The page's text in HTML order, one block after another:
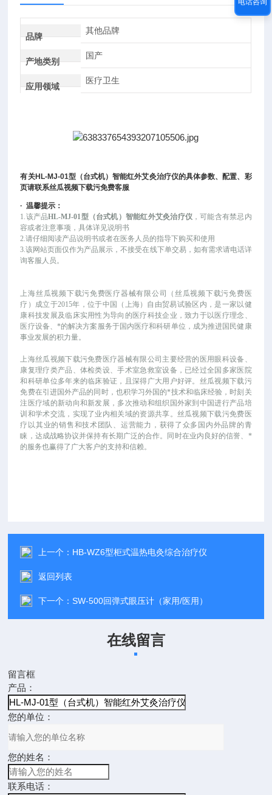
品牌
其他品牌
产地类别
国产
应用领域
医疗卫生
有关HL-MJ-01型（台式机）智能红外艾灸治疗仪的具体参数、配置、彩
页请联系丝瓜视频下载污免费客服
·温馨提示：
1.该产品HL-MJ-01型（台式机）智能红外艾灸治疗仪，可能含有禁忌内
容或者注意事项，具体详见说明书
2.请仔细阅读产品说明书或者在医务人员的指导下购买和使用
3.该网站页面仅作为产品展示，不接受在线下单交易，如有需求请电话详
询客服人员。
上海丝瓜视频下载污免费医疗器械有限公司（丝瓜视频下载污免费医
疗）成立于2015年，位于中国（上海）自由贸易试验区内，是一家以健
康科技发展及临床实用性为导向的医疗科技企业，致力于以医疗理念、
医疗设备、*的解决方案服务于国内医疗和科研单位，成为推进国民健康
事业发展的积力量。
上海丝瓜视频下载污免费医疗器械有限公司主要经营的医用眼科设备、
康复理疗类产品、体检类设、手术室急救室设备，已经过全国多家医院
和科研单位多年来的临床验证，且深得广大用户好评。丝瓜视频下载污
免费在引进国外产品的同时，也积学习外国的*技术和临床经验，时刻关
注医疗域的新动向和新发展，多次推动和组织国外家到中国进行产品培
训和学术交流，实现了业内相关域的资源共享。丝瓜视频下载污免费医
疗以其业的销售和技术团队、运营能力，获得了众多国内外品牌的青
睐，达成战略协议并保持有长期广泛的合作。同时在业内良好的信誉、*
的服务也赢得了广大客户的支持和信赖。
上一个： HB-WZ6型柜式温热电灸综合治疗仪
返回列表
下一个：SW-500回弹式眼压计（家用/医用）
在线留言
留言框
产品：
您的单位：
您的姓名：
联系电话：
电话咨询